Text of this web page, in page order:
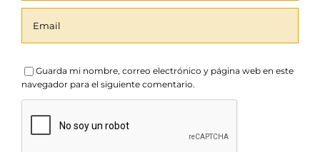
Guarda mi nombre, correo electrónico y página web en este
navegador para el siguiente comentario.